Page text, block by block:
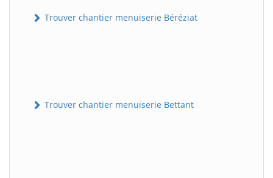
Trouver chantier menuiserie Béréziat
Trouver chantier menuiserie Bettant